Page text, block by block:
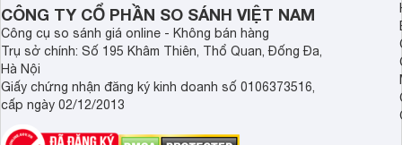
CÔNG TY CỔ PHẦN SO SÁNH VIỆT NAM
Công cụ so sánh giá online - Không bán hàng
Trụ sở chính: Số 195 Khâm Thiên, Thổ Quan, Đống Đa,
Hà Nội
Giấy chứng nhận đăng ký kinh doanh số 0106373516,
cấp ngày 02/12/2013